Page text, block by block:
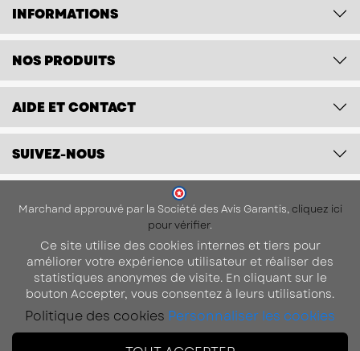
INFORMATIONS
NOS PRODUITS
AIDE ET CONTACT
SUIVEZ-NOUS
Marchand approuvé par la Société des Avis Garantis,cliquez ici
pour vérifier.
Ce site utilise des cookies internes et tiers pour
améliorer votre expérience utilisateur et réaliser des
statistiques anonymes de visite. En cliquant sur le
bouton Accepter, vous consentez à leurs utilisations.
Politique des cookies Personnaliser les cookies